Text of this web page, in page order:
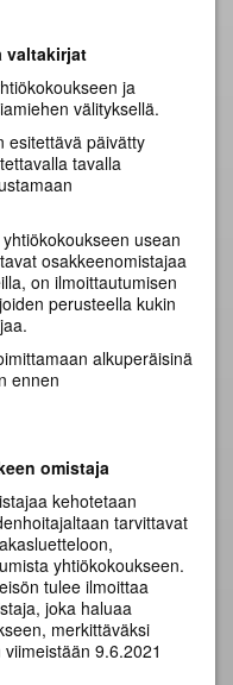
valtakirjat
ja
välityksellä.
esitettävä päivätty
tavalla
usean
osakkeenomistajaa
on ilmoittautumisen
perusteella kukin
alkuperäisinä
ennen
omistaja
kehotetaan
tarvittavat
yhtiökokoukseen.
tulee ilmoittaa
joka haluaa
merkittäväksi
9.6.2021